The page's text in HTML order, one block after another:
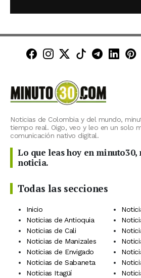
Minuto30 en
Minuto30 en
Minuto30 en X
Minuto30
Canal
Noticias de Colombia y del mundo,
tiempo real. Oigo, veo y leo en un solo
comunicación nativo digital.
Lo que leas hoy en minuto30,
noticia.
Todas las secciones
Inicio
Noticias de Antioquia
Noticias de Cali
Noticias de Manizales
Noticias de Envigado
Noticias de Sabaneta
Noticias Itagüí